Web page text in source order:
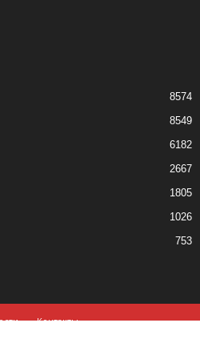
8574
8549
6182
2667
1805
1026
753
Контакты